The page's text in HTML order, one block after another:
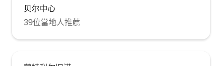
贝尔中心
39位當地人推薦